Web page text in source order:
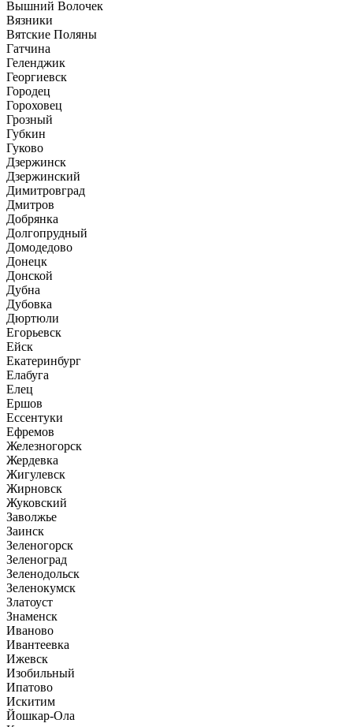
Вышний Волочек
Вязники
Вятские Поляны
Гатчина
Геленджик
Георгиевск
Городец
Гороховец
Грозный
Губкин
Гуково
Дзержинск
Дзержинский
Димитровград
Дмитров
Добрянка
Долгопрудный
Домодедово
Донецк
Донской
Дубна
Дубовка
Дюртюли
Егорьевск
Ейск
Екатеринбург
Елабуга
Елец
Ершов
Ессентуки
Ефремов
Железногорск
Жердевка
Жигулевск
Жирновск
Жуковский
Заволжье
Заинск
Зеленогорск
Зеленоград
Зеленодольск
Зеленокумск
Златоуст
Знаменск
Иваново
Ивантеевка
Ижевск
Изобильный
Ипатово
Искитим
Йошкар-Ола